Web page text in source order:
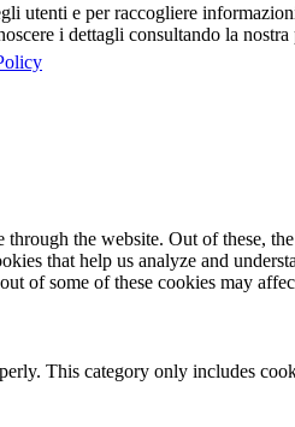
utenti e per raccogliere
i dettagli consultando la
the website. Out of these,
that help us analyze and
of some of these cookies may
This category only includes